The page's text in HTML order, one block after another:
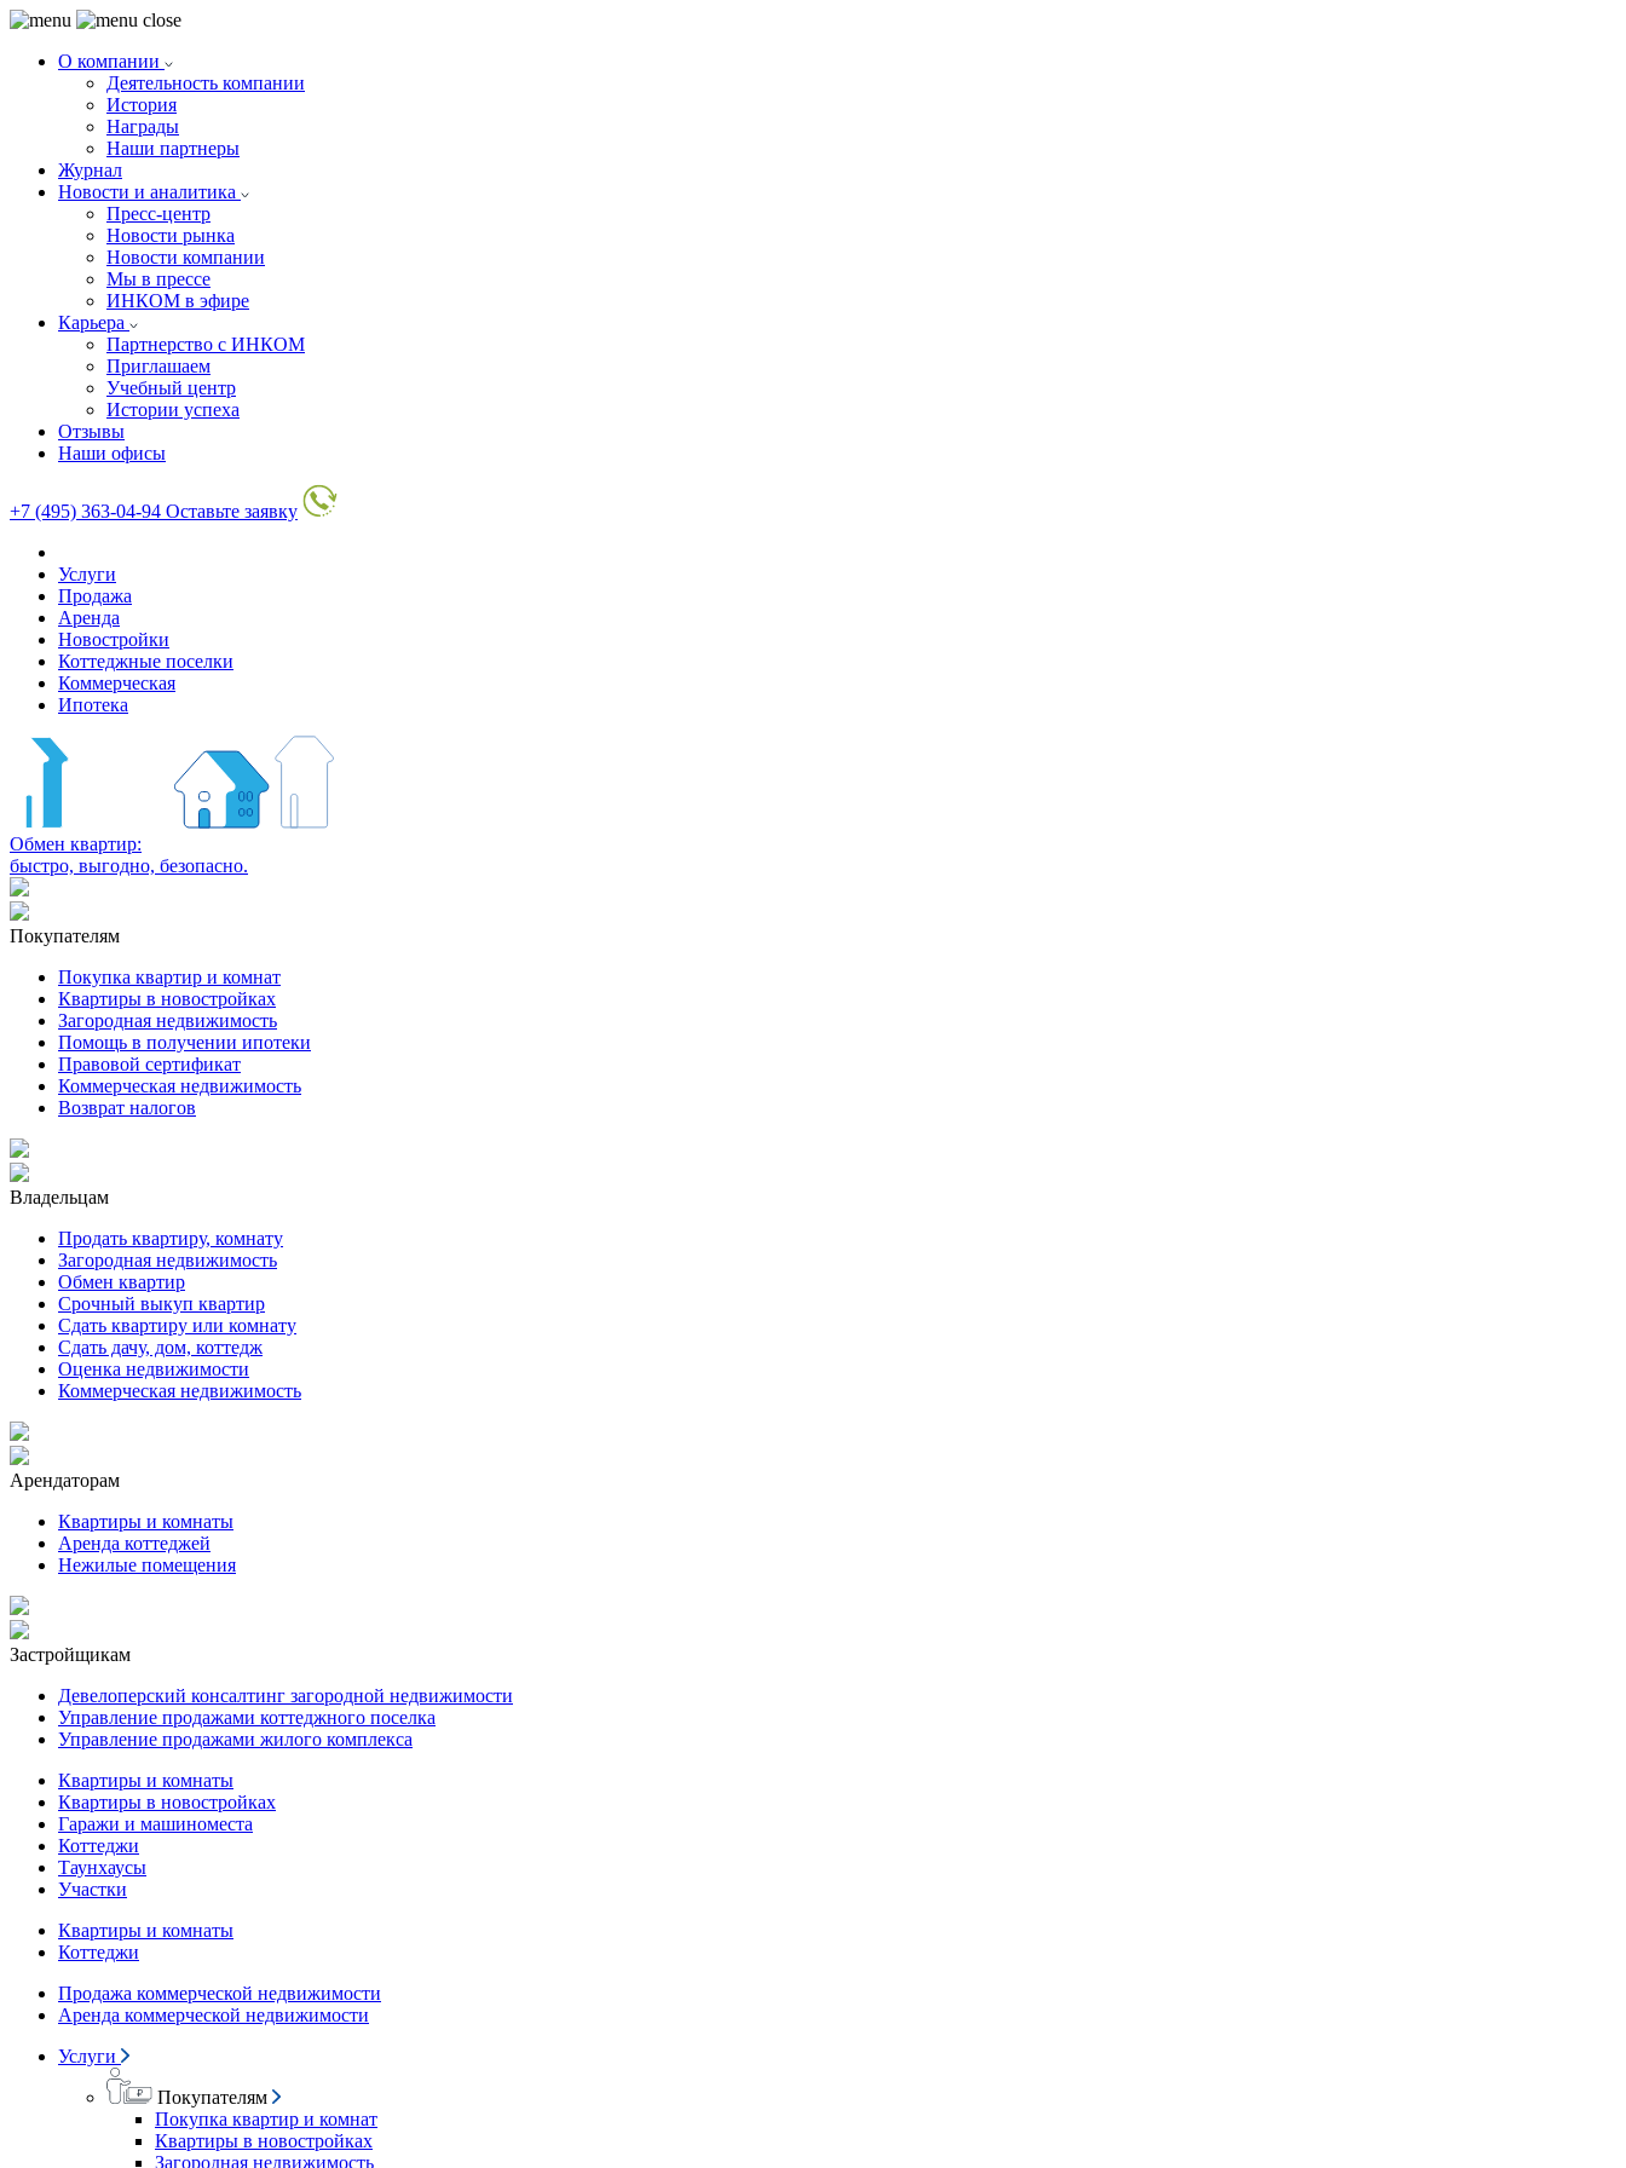
О компании
Деятельность компании
История
Награды
Наши партнеры
Журнал
Новости и аналитика
Пресс-центр
Новости рынка
Новости компании
Мы в прессе
ИНКОМ в эфире
Карьера
Партнерство с ИНКОМ
Приглашаем
Учебный центр
Истории успеха
Отзывы
Наши офисы
+7 (495) 363-04-94 Оставьте заявку
Услуги
Продажа
Аренда
Новостройки
Коттеджные поселки
Коммерческая
Ипотека
Обмен квартир:
быстро, выгодно, безопасно.
Покупателям
Покупка квартир и комнат
Квартиры в новостройках
Загородная недвижимость
Помощь в получении ипотеки
Правовой сертификат
Коммерческая недвижимость
Возврат налогов
Владельцам
Продать квартиру, комнату
Загородная недвижимость
Обмен квартир
Срочный выкуп квартир
Сдать квартиру или комнату
Сдать дачу, дом, коттедж
Оценка недвижимости
Коммерческая недвижимость
Арендаторам
Квартиры и комнаты
Аренда коттеджей
Нежилые помещения
Застройщикам
Девелоперский консалтинг загородной недвижимости
Управление продажами коттеджного поселка
Управление продажами жилого комплекса
Квартиры и комнаты
Квартиры в новостройках
Гаражи и машиноместа
Коттеджи
Таунхаусы
Участки
Квартиры и комнаты
Коттеджи
Продажа коммерческой недвижимости
Аренда коммерческой недвижимости
Услуги
Покупателям
Покупка квартир и комнат
Квартиры в новостройках
Загородная недвижимость